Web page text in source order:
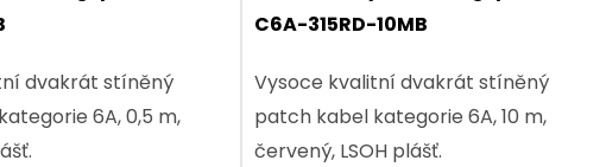
dvakrát stíněný
6A, 0,5 m,
C6A-315RD-10MB
Vysoce kvalitní dvakrát stíněný
patch kabel kategorie 6A, 10 m,
červený, LSOH plášť.